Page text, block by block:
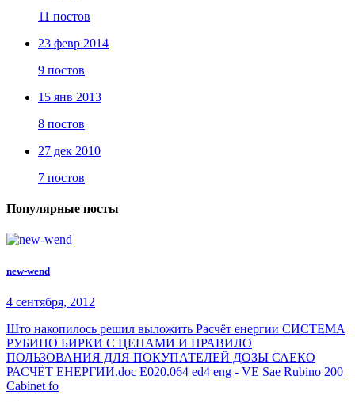
11 постов
23 февр 2014
9 постов
15 янв 2013
8 постов
27 дек 2010
7 постов
Популярные посты
new-wend
4 сентября, 2012
Што накопилось решил выложить Расчёт енергии СИСТЕМА
РУБИНО БИРКИ С ЦЕНАМИ И ПРАВИЛО
ПОЛЬЗОВАНИЯ ДЛЯ ПОКУПАТЕЛЕЙ ДОЗЫ САЕКО
РАСЧЁТ ЕНЕРГИИ.doc E020.064 ed4 eng - VE Sae Rubino 200
Cabinet fo